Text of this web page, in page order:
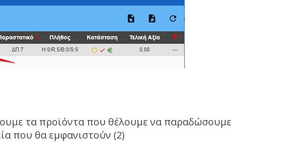
τα προϊόντα που θέλουμε να παραδώσουμε
που θα εμφανιστούν (2)